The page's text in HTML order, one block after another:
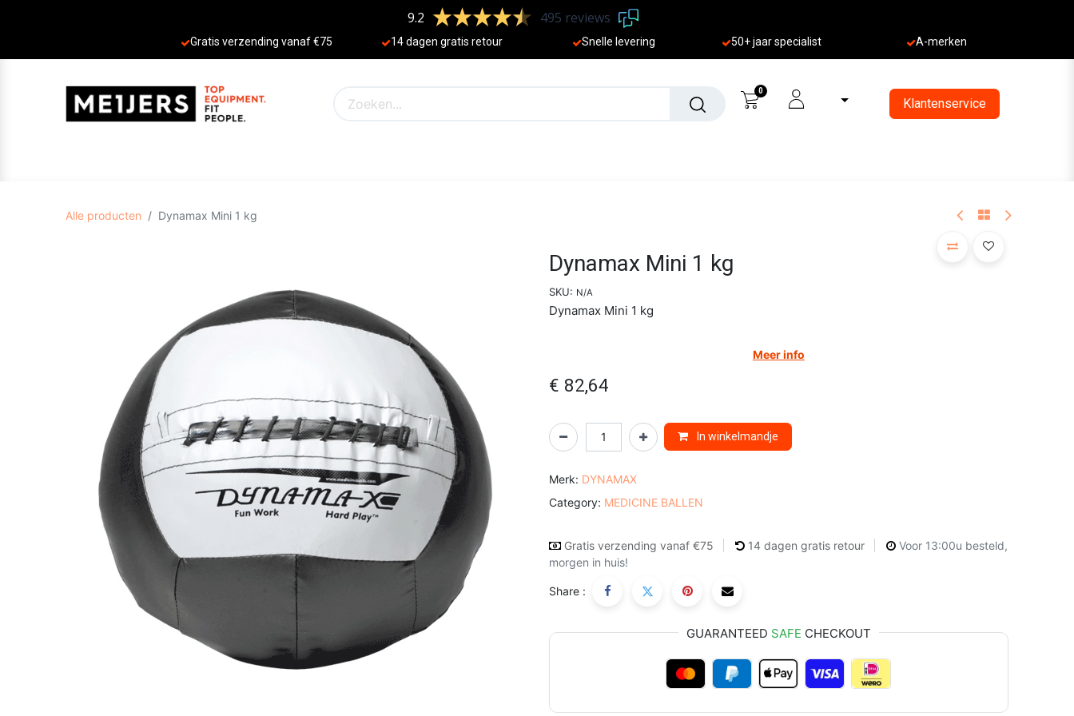
9.2 495 reviews
Gratis verzending vanaf €75 14 dagen gratis retour Sne lle levering 50+ jaar specialist A-merken
0
Klantenservice
Alle producten Dynamax Mini 1 kg
Dynamax Mini 1 kg
SKU: N/A
Dynamax Mini 1 kg
Meer info
€ 82,64
In winkelmandje
Merk: DYNAMAX
Category: MEDICINE BALLEN
Gratis verzending vanaf €75 14 dagen gratis retour
Voor 13:00u besteld,
morgen in huis!
Share :
GUARANTEED SAFE CHECKOUT